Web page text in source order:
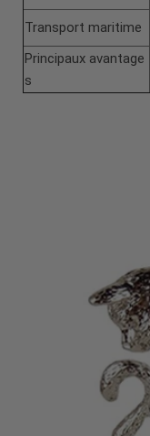
Transport maritime
Principaux avantage
s